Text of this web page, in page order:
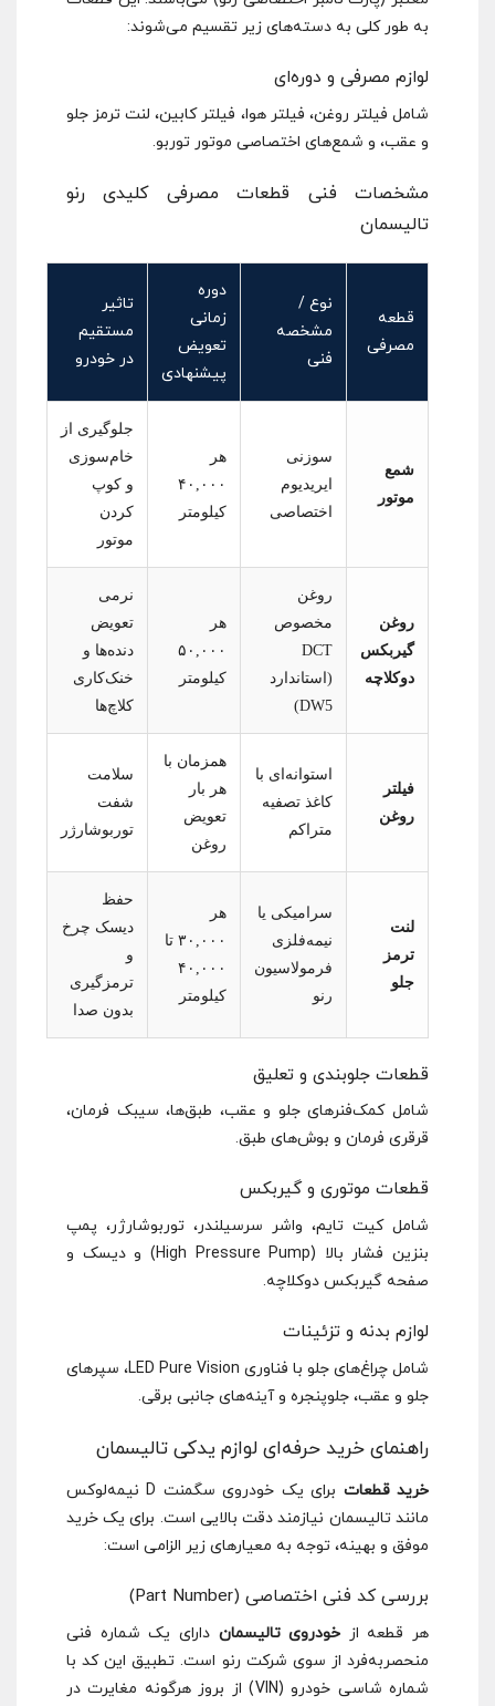
به طور کلی به دسته‌های زیر تقسیم می‌شوند:
لوازم مصرفی و دوره‌ای
شامل فیلتر روغن، فیلتر هوا، فیلتر کابین، لنت ترمز جلو
و عقب، و شمع‌های اختصاصی موتور توربو.
مشخصات فنی قطعات مصرفی کلیدی رنو
تالیسمان
قطعه
مصرفی
نوع /
مشخصه
فنی
دوره
زمانی
تعویض
پیشنهادی
تاثیر
مستقیم
در خودرو
شمع
موتور
سوزنی
ایریدیوم
اختصاصی
هر
۴۰,۰۰۰
کیلومتر
جلوگیری از
خام‌سوزی
و کوپ
کردن
موتور
روغن
گیربکس
دوکلاچه
روغن
مخصوص
DCT
(استاندارد
DW5)
هر
۵۰,۰۰۰
کیلومتر
نرمی
تعویض
دنده‌ها و
خنک‌کاری
کلاچ‌ها
فیلتر
روغن
استوانه‌ای با
کاغذ تصفیه
متراکم
همزمان با
هر بار
تعویض
روغن
سلامت
شفت
توربوشارژر
لنت
ترمز
جلو
سرامیکی یا
نیمه‌فلزی
فرمولاسیون
رنو
هر
۳۰,۰۰۰ تا
۴۰,۰۰۰
کیلومتر
حفظ
دیسک چرخ
و
ترمزگیری
بدون صدا
قطعات جلوبندی و تعلیق
شامل کمک‌فنرهای جلو و عقب، طبق‌ها، سیبک فرمان،
قرقری فرمان و بوش‌های طبق.
قطعات موتوری و گیربکس
شامل کیت تایم، واشر سرسیلندر، توربوشارژر، پمپ
بنزین فشار بالا (High Pressure Pump) و دیسک و
صفحه گیربکس دوکلاچه.
لوازم بدنه و تزئینات
شامل چراغ‌های جلو با فناوری LED Pure Vision، سپرهای
جلو و عقب، جلوپنجره و آینه‌های جانبی برقی.
راهنمای خرید حرفه‌ای لوازم یدکی تالیسمان
خرید قطعات
برای یک خودروی سگمنت D نیمه‌لوکس
مانند تالیسمان نیازمند دقت بالایی است. برای یک خرید
موفق و بهینه، توجه به معیارهای زیر الزامی است:
بررسی کد فنی اختصاصی (Part Number)
هر قطعه از خودروی تالیسمان دارای یک شماره فنی
منحصر‌به‌فرد از سوی شرکت رنو است. تطبیق این کد با
شماره شاسی خودرو (VIN) از بروز هرگونه مغایرت در